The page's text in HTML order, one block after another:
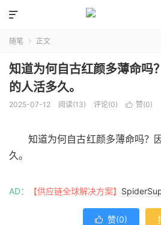

随笔  正文
知道为何自古红颜多薄命吗
的人活多久。
2025-07-12 阅读(13) 评论(0)  赞(0)
知道为何自古红颜多薄命吗？
久。
AD： 【供应链全球解决方案】
 赞(0)